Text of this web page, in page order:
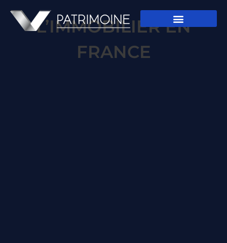
L’IMMOBILIER EN
FRANCE